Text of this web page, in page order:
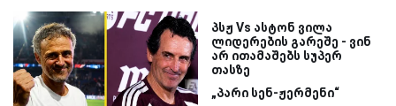
პსჟ Vs ასტონ ვილა
ლიდერების გარეშე - ვინ
არ ითამაშებს სუპერ
თასზე
„პარი სენ-ჟერმენი“